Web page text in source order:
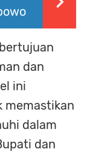
dan
ini
memastikan
dalam
dan